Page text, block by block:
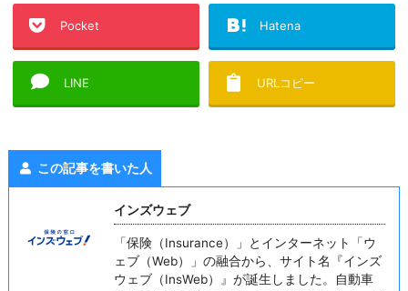
Pocket Hatena
LINE URLコピー
この記事を書いた人
インズウェブ
「保険（Insurance）」とインターネット「ウ
ェブ（Web）」の融合から、サイト名『インズ
ウェブ（InsWeb）』が誕生しました。自動車